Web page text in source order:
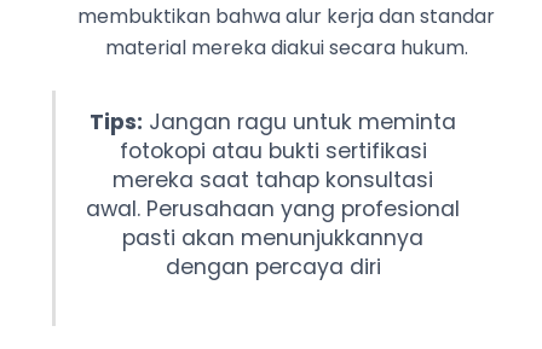
membuktikan bahwa alur kerja dan standar
material mereka diakui secara hukum.
Tips: Jangan ragu untuk meminta
fotokopi atau bukti sertifikasi
mereka saat tahap konsultasi
awal. Perusahaan yang profesional
pasti akan menunjukkannya
dengan percaya diri